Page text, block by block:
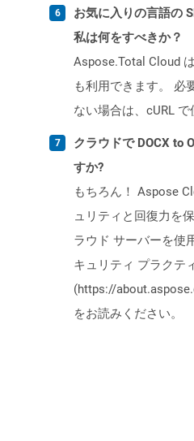
お気に入りの言語の
私は何をすべきか？
Aspose.Total Cloud
も利用できます。 必
ない場合は、cURL で
クラウドで DOCX to
すか?
もちろん！ Aspose
ュリティと回復力を
ラウド サーバーを使
キュリティ プラクテ
(https://
をお読みください。